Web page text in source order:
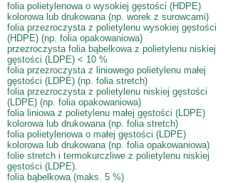
folia polietylenowa o wysokiej gęstości (HDPE)
kolorowa lub drukowana (np. worek z surowcami)
folia przezroczysta z polietylenu wysokiej gęstości
(HDPE) (np. folia opakowaniowa)
przezroczysta folia bąbelkowa z polietylenu niskiej
gęstości (LDPE) < 10 %
folia przezroczysta z liniowego polietylenu małej
gęstości (LDPE) (np. folia stretch)
folia przezroczysta z polietylenu niskiej gęstości
(LDPE) (np. folia opakowaniowa)
folia liniowa z polietylenu małej gęstości (LDPE)
kolorowa lub drukowana (np. folia stretch)
folia polietylenowa o małej gęstości (LDPE)
kolorowa lub drukowana (np. folia opakowaniowa)
folie stretch i termokurczliwe z polietylenu niskiej
gęstości (LDPE).
folia bąbelkowa (maks. 5 %)